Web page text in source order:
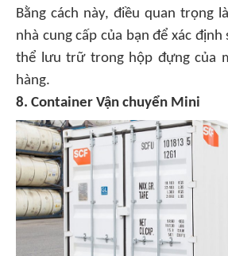
Bằng cách này, điều quan trọng
nhà cung cấp của bạn để xác định
thể lưu trữ trong hộp đựng của
hàng.
8. Container Vận chuyển Mini